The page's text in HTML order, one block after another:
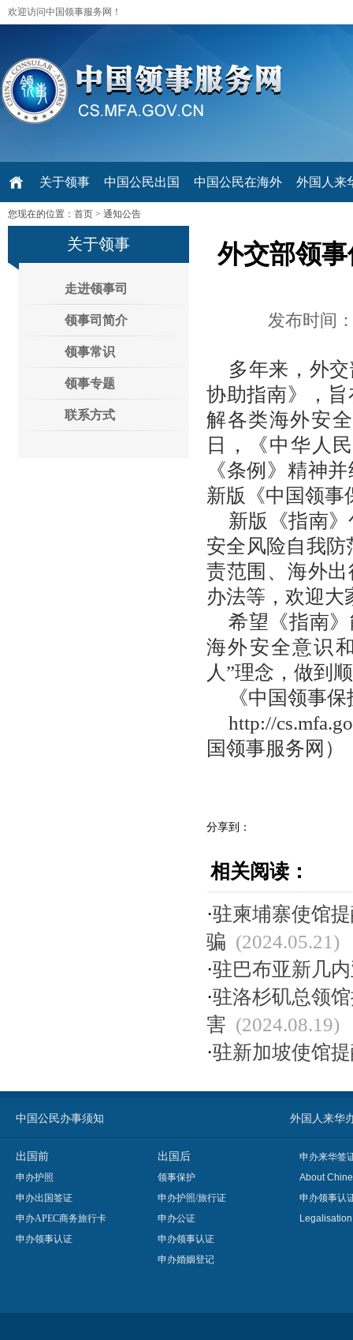
欢迎访问中国领事服务网！
关于领事 中国公民出国 中国公民在海外 外国人来
您现在的位置： 首页 > 通知公告
关于领事
走进领事司
领事司简介
领事常识
领事专题
联系方式
外交部领
发布时间
多年来，外
协助指南》，
解各类海外安
日，《中华人
《条例》精神
新版《中国领事
新版《指南
安全风险自我
责范围、海外
办法等，欢迎大
希望《指南
海外安全意识
人”理念，做到
《中国领事
http://
国领事服务网）
分享到：
相关阅读：
·驻柬埔寨使馆
骗 (2024.05.21)
·驻巴布亚新几
·驻洛杉矶总领
害 (2024.08.19)
·驻新加坡使馆
中国公民办事须知 外国人来华
出国前
申办护照
申办出国签证
申办APEC商务旅行卡
申办领事认证
出国后
领事保护
申办护照/旅行证
申办公证
申办领事认证
申办婚姻登记
申办来华签
About
申办领事认